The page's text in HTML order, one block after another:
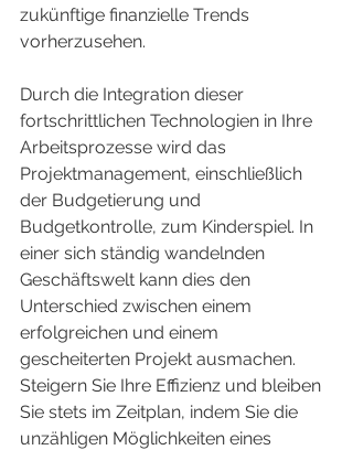
zukünftige finanzielle Trends
vorherzusehen.
Durch die Integration dieser
fortschrittlichen Technologien in Ihre
Arbeitsprozesse wird das
Projektmanagement, einschließlich
der Budgetierung und
Budgetkontrolle, zum Kinderspiel. In
einer sich ständig wandelnden
Geschäftswelt kann dies den
Unterschied zwischen einem
erfolgreichen und einem
gescheiterten Projekt ausmachen.
Steigern Sie Ihre Effizienz und bleiben
Sie stets im Zeitplan, indem Sie die
unzähligen Möglichkeiten eines